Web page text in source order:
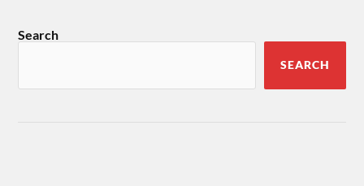
Search
SEARCH